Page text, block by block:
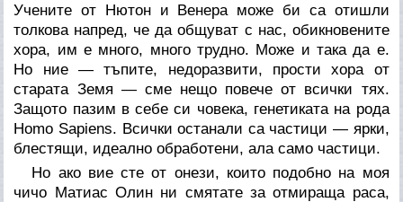
Учените от Нютон и Венера може би са отишли
толкова напред, че да общуват с нас, обикновените
хора, им е много, много трудно. Може и така да е.
Но ние — тъпите, недоразвити, прости хора от
старата Земя — сме нещо повече от всички тях.
Защото пазим в себе си човека, генетиката на рода
Homo Sapiens. Всички останали са частици — ярки,
блестящи, идеално обработени, ала само частици.
Но ако вие сте от онези, които подобно на моя
чичо Матиас Олин ни смятате за отмираща раса,